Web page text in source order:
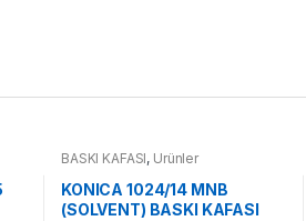
BASKI KAFASI, Ürünler
KONICA 1024/14 MNB
(SOLVENT) BASKI KAFASI